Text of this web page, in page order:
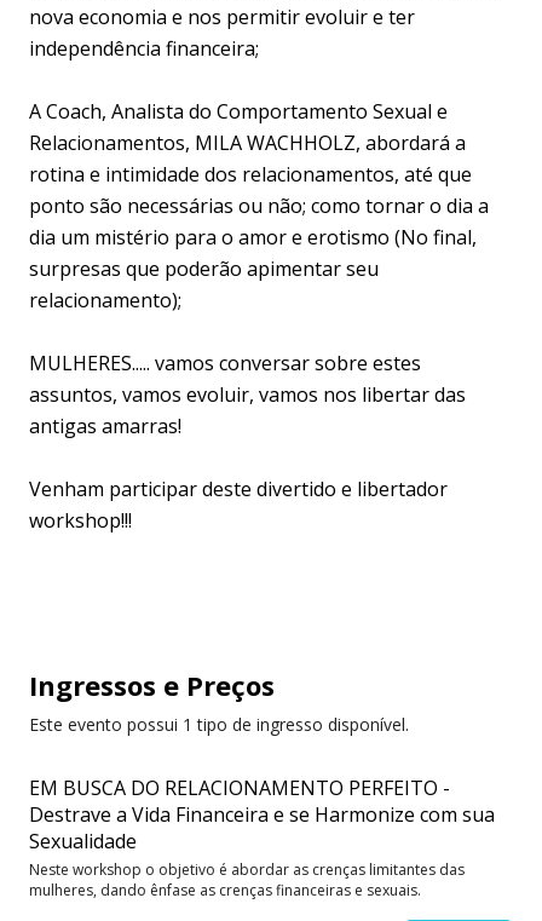
nova economia e nos permitir evoluir e ter
independência financeira;
A Coach, Analista do Comportamento Sexual e
Relacionamentos, MILA WACHHOLZ, abordará a
rotina e intimidade dos relacionamentos, até que
ponto são necessárias ou não; como tornar o dia a
dia um mistério para o amor e erotismo (No final,
surpresas que poderão apimentar seu
relacionamento);
MULHERES..... vamos conversar sobre estes
assuntos, vamos evoluir, vamos nos libertar das
antigas amarras!
Venham participar deste divertido e libertador
workshop!!!
Ingressos e Preços
Este evento possui 1 tipo de ingresso disponível.
EM BUSCA DO RELACIONAMENTO PERFEITO -
Destrave a Vida Financeira e se Harmonize com sua
Sexualidade
Neste workshop o objetivo é abordar as crenças limitantes das
mulheres, dando ênfase as crenças financeiras e sexuais.